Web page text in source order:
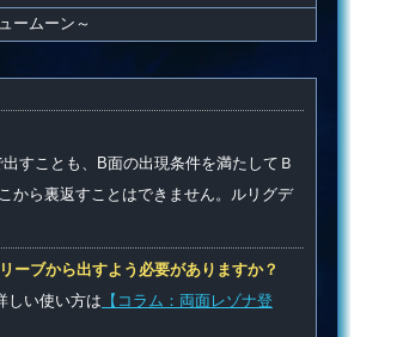
ームーン～
すことも、B面の出現条件を満たしてＢ
から裏返すことはできません。ルリグデ
ーブから出すよう必要がありますか？
しい使い方は 【コラム：両面レゾナ登